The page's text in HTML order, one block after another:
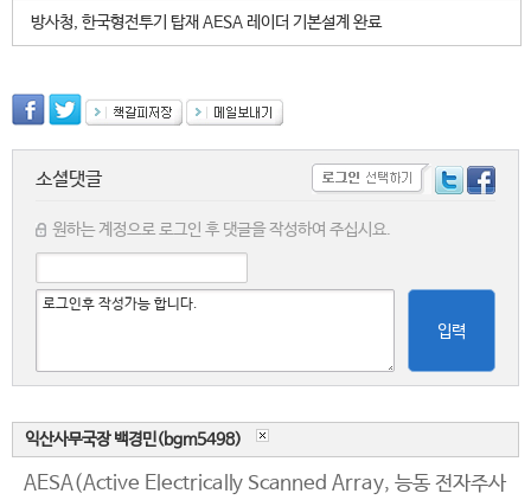
방사청, 한국형전투기 탑재 AESA 레이더 기본설계 완료
소셜댓글
원하는 계정으로 로그인 후 댓글을 작성하여 주십시요.
입력
익산사무국장 백경민(bgm5498)
AESA(Active Electrically Scanned Array, 능동 전자주사